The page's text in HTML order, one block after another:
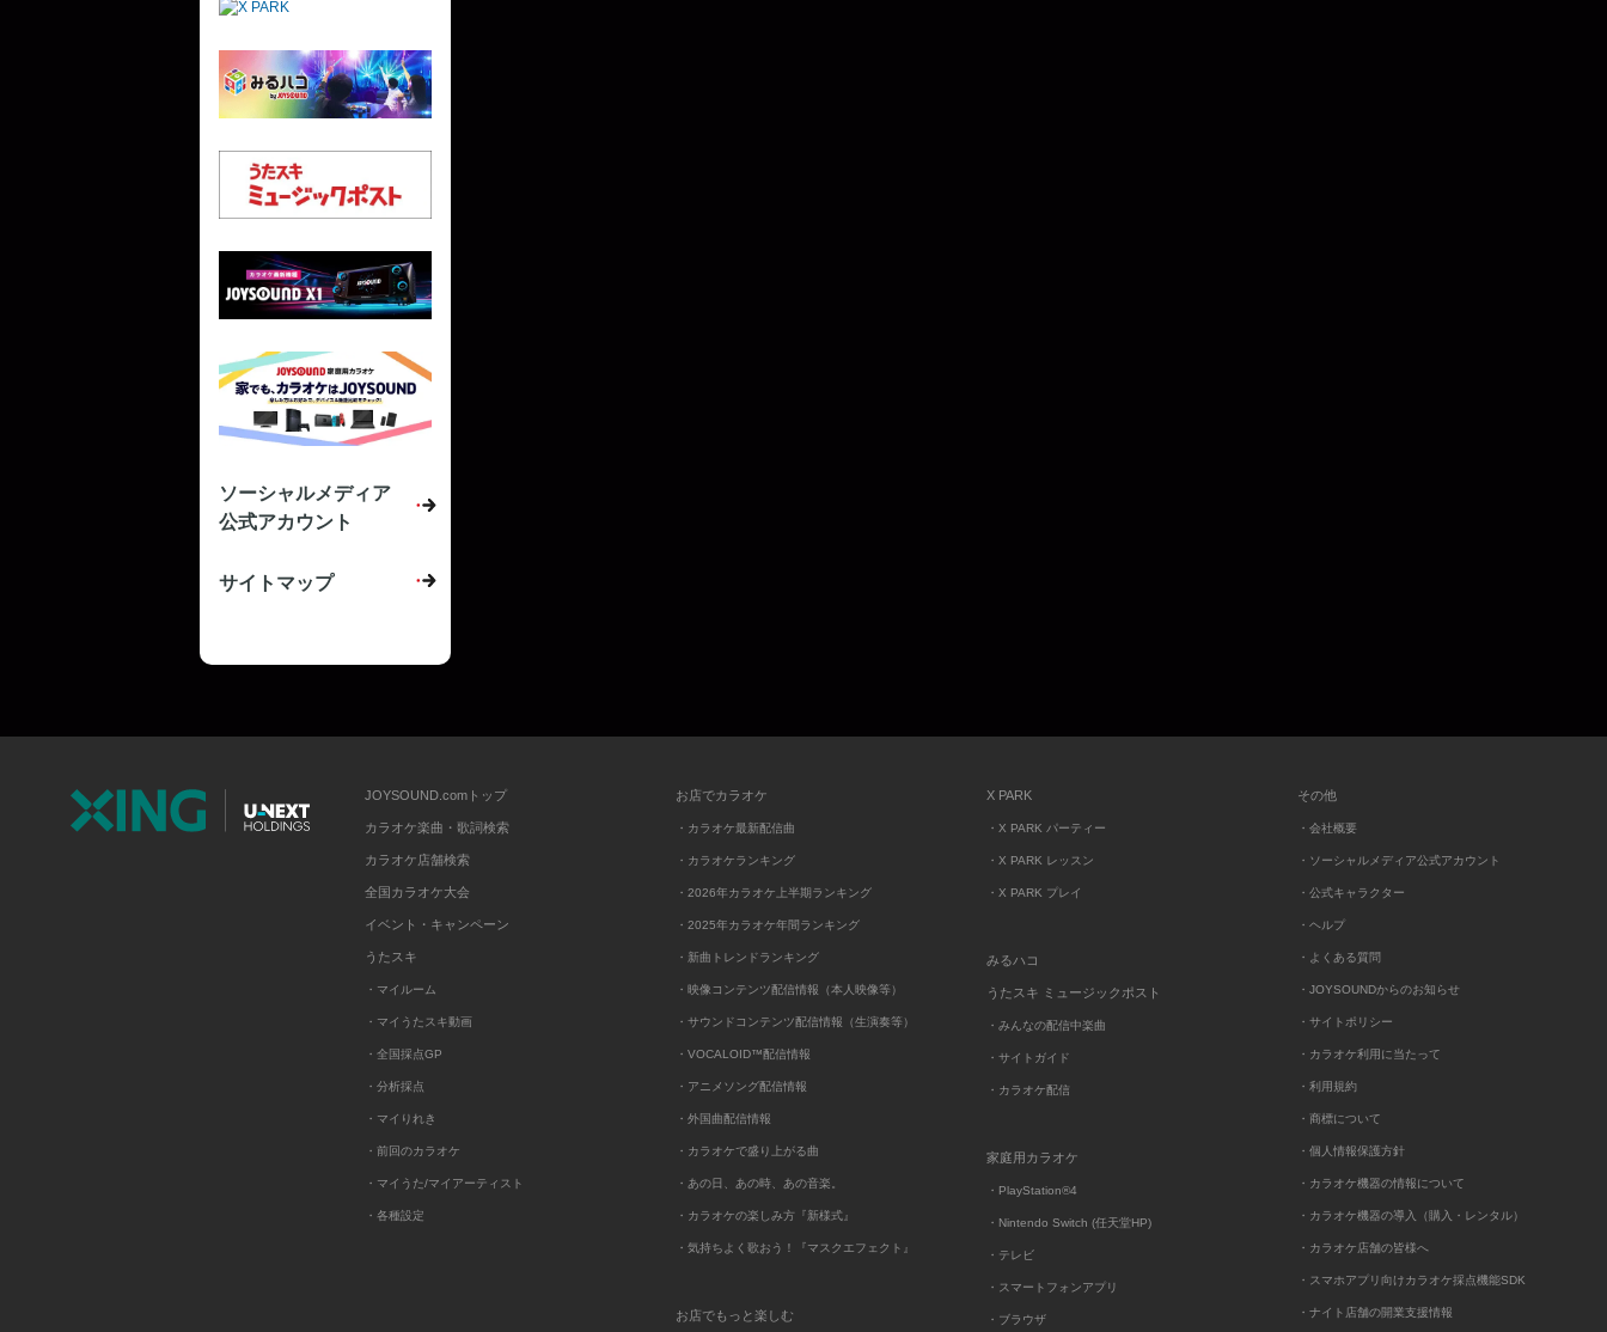
ソーシャルメディア
公式アカウント
サイトマップ
JOYSOUND.comトップ
カラオケ楽曲・歌詞検索
カラオケ店舗検索
全国カラオケ大会
イベント・キャンペーン
うたスキ
・マイルーム
・マイうたスキ動画
・全国採点GP
・分析採点
・マイりれき
・前回のカラオケ
・マイうた/マイアーティスト
・各種設定
お店でカラオケ
・カラオケ最新配信曲
・カラオケランキング
・2026年カラオケ上半期ランキング
・2025年カラオケ年間ランキング
・新曲トレンドランキング
・映像コンテンツ配信情報（本人映像等）
・サウンドコンテンツ配信情報（生演奏等）
・VOCALOID™配信情報
・アニメソング配信情報
・外国曲配信情報
・カラオケで盛り上がる曲
・あの日、あの時、あの音楽。
・カラオケの楽しみ方『新様式』
・気持ちよく歌おう！『マスクエフェクト』
お店でもっと楽しむ
X PARK
・X PARK パーティー
・X PARK レッスン
・X PARK プレイ
みるハコ
うたスキ ミュージックポスト
・みんなの配信中楽曲
・サイトガイド
・カラオケ配信
家庭用カラオケ
・PlayStation®4
・Nintendo Switch (任天堂HP)
・テレビ
・スマートフォンアプリ
・ブラウザ
その他
・会社概要
・ソーシャルメディア公式アカウント
・公式キャラクター
・ヘルプ
・よくある質問
・JOYSOUNDからのお知らせ
・サイトポリシー
・カラオケ利用に当たって
・利用規約
・商標について
・個人情報保護方針
・カラオケ機器の情報について
・カラオケ機器の導入（購入・レンタル）
・カラオケ店舗の皆様へ
・スマホアプリ向けカラオケ採点機能SDK
・ナイト店舗の開業支援情報